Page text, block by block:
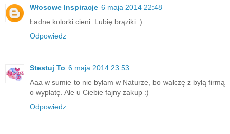
Włosowe Inspiracje 6 maja 2014 22:48
Ładne kolorki cieni. Lubię brąziki :)
Odpowiedz
Stestuj To 6 maja 2014 23:53
Aaa w sumie to nie byłam w Naturze, bo walczę z byłą firmą
o wypłatę. Ale u Ciebie fajny zakup :)
Odpowiedz